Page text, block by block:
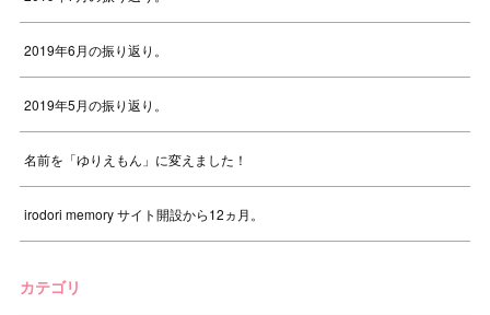
2019年6月の振り返り。
2019年5月の振り返り。
名前を「ゆりえもん」に変えました！
irodori memory サイト開設から12ヵ月。
カテゴリ